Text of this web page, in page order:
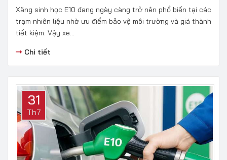
Xăng sinh học E10 đang ngày càng trở nên phổ biến tại các
trạm nhiên liệu nhờ ưu điểm bảo vệ môi trường và giá thành
tiết kiệm. Vậy xe...
Chi tiết
31
Th7